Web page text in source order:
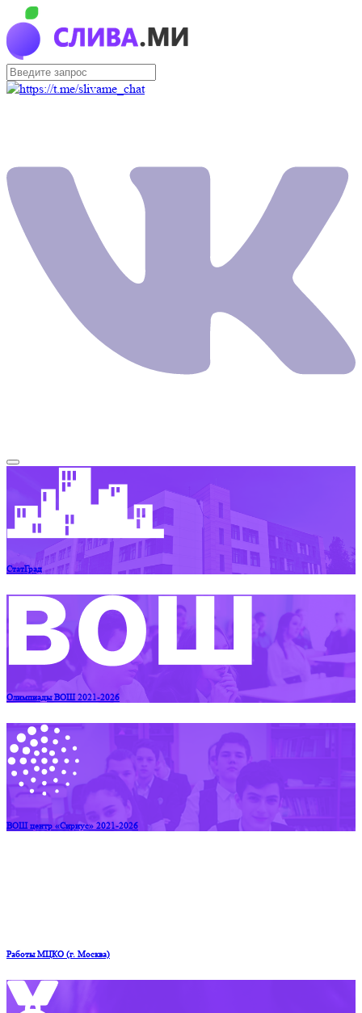
СтатГрад
Олимпиады ВОШ 2021-2026
ВОШ центр «Сириус» 2021-2026
Работы МЦКО (г. Москва)